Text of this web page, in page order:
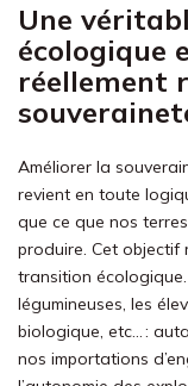
Une
écologique
réellement
Améliorer la
revient en toute
que ce que nos
produire. Cet objectif
transition
légumineuses, les
biologique, etc… :
nos importations